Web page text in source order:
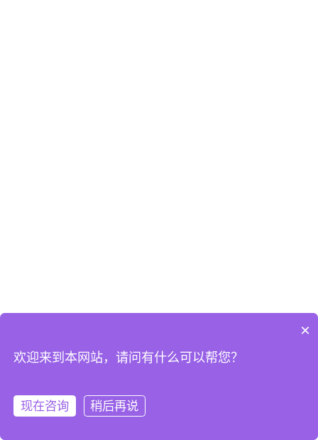
×
欢迎来到本网站，请问有什么可以帮您？
现在咨询 稍后再说